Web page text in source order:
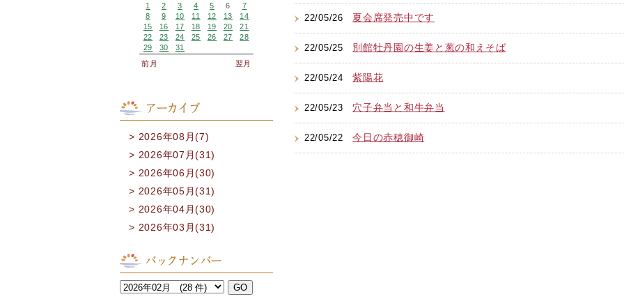
22/05/26 夏会席発売中です
22/05/25 別館牡丹園の生姜と葱の和えそば
22/05/24紫陽花
22/05/23 穴子弁当と和牛弁当
22/05/22今日の赤穂御崎
1
2 3 4 5 6
7
8
9 10 11 12 13
14
15
16 17 18 19 20
21
22
23 24 25 26 27
28
29
30
31
前月
翌月
アーカイブ
2026年08月(7)
2026年07月(31)
2026年06月(30)
2026年05月(31)
2026年04月(30)
2026年03月(31)
バックナンバー